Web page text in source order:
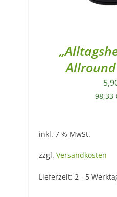
98,33
inkl. 7 % MwSt.
zzgl. Versandkosten
Lieferzeit: 2 - 5